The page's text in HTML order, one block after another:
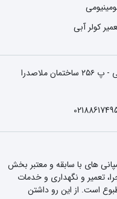
کولر آبی
خ ملاصدرا -بین خ خوارزمی و شیخ بهایی - پ ۲۵۶ ساختمان ملاصدرا
های با سابقه و معتبر بخش
تعمیر و نگهداری و خدمات
است. از این رو داشتن